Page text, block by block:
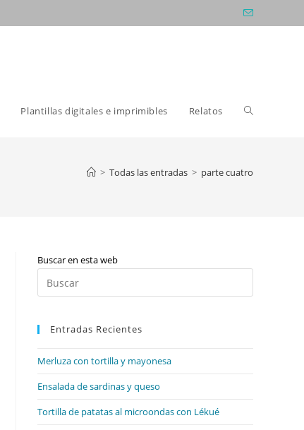
Plantillas digitales e imprimibles Relatos Alternar
la
> Todas las entradas > parte cuatro
Buscar en esta web
Escape
Entradas Recientes
Merluza con tortilla y mayonesa
Ensalada de sardinas y queso
Tortilla de patatas al microondas con Lékué